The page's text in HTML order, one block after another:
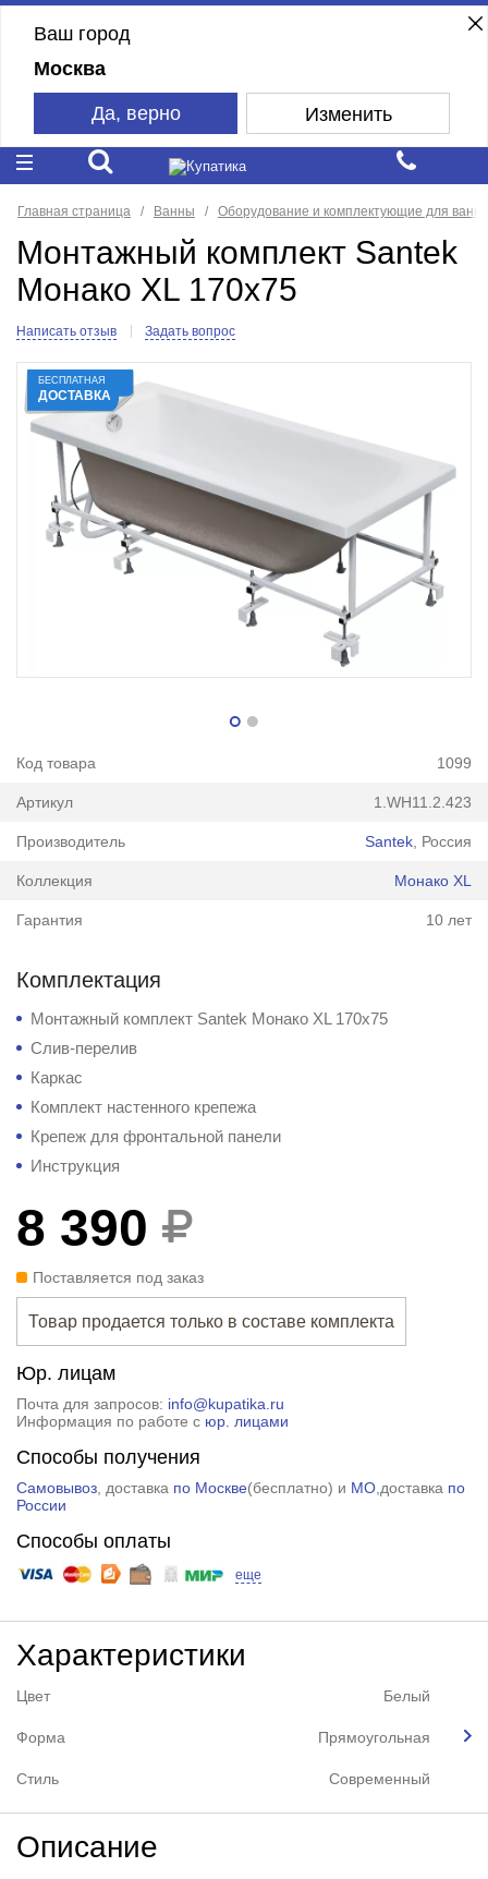
Ваш город
Москва
Да, верно Изменить
Главная страница Ванны Оборудование и комплектующие для ванн
Монтажный комплект Santek
Монако XL 170x75
Написать отзыв Задать вопрос
БЕСПЛАТНАЯ
ДОСТАВКА
Код товара 1099
Артикул 1.WH11.2.423
Производитель Santek , Россия
Коллекция Монако XL
Гарантия 10 лет
Комплектация
Монтажный комплект Santek Монако XL 170x75
Слив-перелив
Каркас
Комплект настенного крепежа
Крепеж для фронтальной панели
Инструкция
8 390
Поставляется под заказ
Товар продается только в составе комплекта
Юр. лицам
Почта для запросов: info@kupatika.ru
Информация по работе с юр. лицами
Способы получения
Самовывоз, доставка по Москве(бесплатно) и МО,доставка по
России
Способы оплаты
еще
Характеристики
Цвет Белый
Форма Прямоугольная
Стиль Современный
Описание